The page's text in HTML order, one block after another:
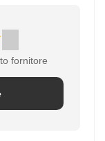
fornitore